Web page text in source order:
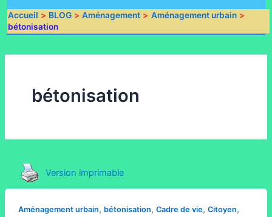
Accueil BLOG Aménagement
Aménagement urbain
bétonisation
bétonisation
Version imprimable
Aménagement urbain, bétonisation, Cadre de vie, Citoyen,